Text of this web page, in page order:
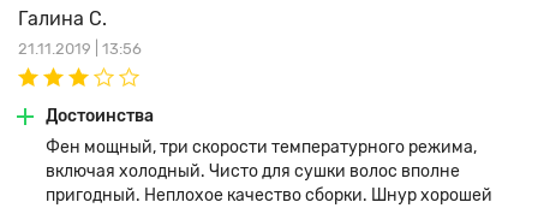
Галина С.
21.11.2019 | 13:56
Достоинства
Фен мощный, три скорости температурного режима,
включая холодный. Чисто для сушки волос вполне
пригодный. Неплохое качество сборки. Шнур хорошей